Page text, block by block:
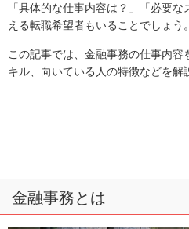
「具体的な仕事内容は？」「必要
える転職希望者もいることでしょう。
この記事では、金融事務の仕事内容
キル、向いている人の特徴などを解
金融事務とは